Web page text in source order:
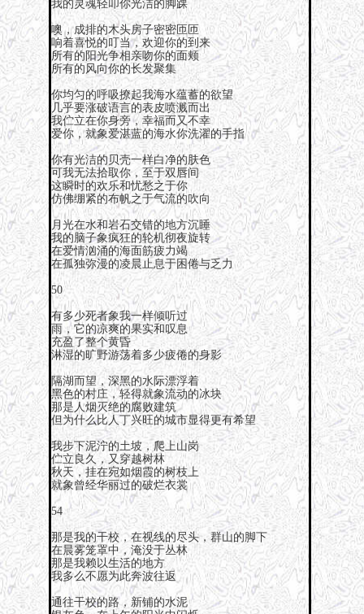
我的灵魂轻叩你光洁的脚踝
噢，成排的木头房子密密匝匝
响着喜悦的叮当，欢迎你的到来
所有的阳光争相亲吻你的面颊
所有的风向你的长发聚集
你均匀的呼吸撩起我海水蕴蓄的欲望
几乎要涨破语言的表皮喷溅而出
我伫立在你身旁，幸福而又不幸
爱你，就象爱湛蓝的海水你洗濯的手指
你有光洁的贝壳一样白净的肤色
可我无法拾取你，至于双唇间
这瞬时的欢乐和忧愁之于你
仿佛绷紧的布帆之于气流的吹向
月光在水和岩石交错的地方沉睡
我的脑子象疯狂的轮机彻夜旋转
在爱情汹涌的海面筋疲力竭
在孤独弥漫的凌晨止息于困倦与乏力
50
有多少死者象我一样倾听过
雨，它的凉爽的果实和叹息
充盈了整个黄昏
淋湿的旷野游荡着多少疲倦的身影
隔湖而望，深黑的水际漂浮着
黑色的村庄，轻得就象流动的冰块
那是人烟灭绝的腐败建筑
但为什么比人丁兴旺的城市显得更有希望
我步下泥泞的土坡，爬上山岗
伫立良久，又穿越树林
秋天，挂在宛如烟霞的树枝上
就象曾经华丽过的破烂衣裳
54
那是我的干校，在视线的尽头，群山的脚下
在晨雾笼罩中，淹没于丛林
那是我赖以生活的地方
我多么不愿为此奔波往返
通往干校的路，新铺的水泥